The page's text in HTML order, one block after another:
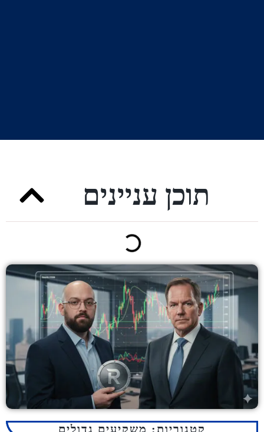
תוכן עניינים
קטגוריות:משקיעים גדולים